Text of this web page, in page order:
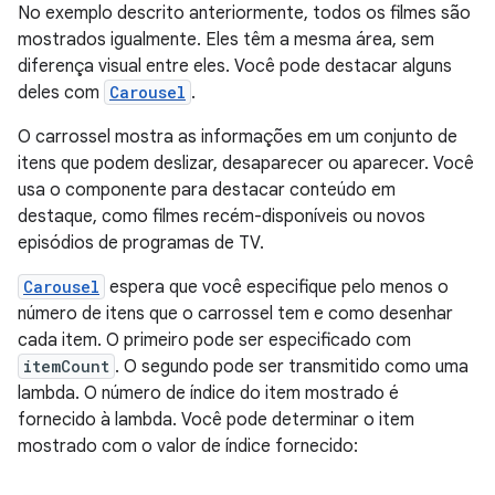
No exemplo descrito anteriormente, todos os filmes são
mostrados igualmente. Eles têm a mesma área, sem
diferença visual entre eles. Você pode destacar alguns
deles com Carousel .
O carrossel mostra as informações em um conjunto de
itens que podem deslizar, desaparecer ou aparecer. Você
usa o componente para destacar conteúdo em
destaque, como filmes recém-disponíveis ou novos
episódios de programas de TV.
Carousel espera que você especifique pelo menos o
número de itens que o carrossel tem e como desenhar
cada item. O primeiro pode ser especificado com
itemCount . O segundo pode ser transmitido como uma
lambda. O número de índice do item mostrado é
fornecido à lambda. Você pode determinar o item
mostrado com o valor de índice fornecido: